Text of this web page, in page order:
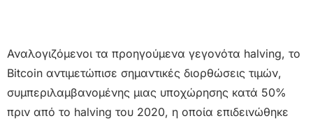
Αναλογιζόμενοι τα προηγούμενα γεγονότα halving, το
Bitcoin αντιμετώπισε σημαντικές διορθώσεις τιμών,
συμπεριλαμβανομένης μιας υποχώρησης κατά 50%
πριν από τo halving του 2020, η οποία επιδεινώθηκε